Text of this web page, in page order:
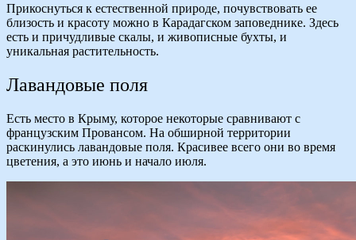
Прикоснуться к естественной природе, почувствовать ее
близость и красоту можно в Карадагском заповеднике. Здесь
есть и причудливые скалы, и живописные бухты, и
уникальная растительность.
Лавандовые поля
Есть место в Крыму, которое некоторые сравнивают с
французским Провансом. На обширной территории
раскинулись лавандовые поля. Красивее всего они во время
цветения, а это июнь и начало июля.